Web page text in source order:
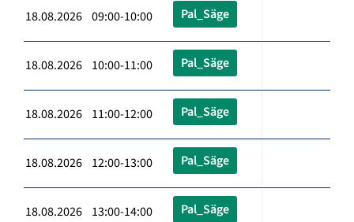
18.08.2026 09:00-10:00 Pal_Säge
18.08.2026 10:00-11:00 Pal_Säge
18.08.2026 11:00-12:00 Pal_Säge
18.08.2026 12:00-13:00 Pal_Säge
18.08.2026 13:00-14:00 Pal_Säge